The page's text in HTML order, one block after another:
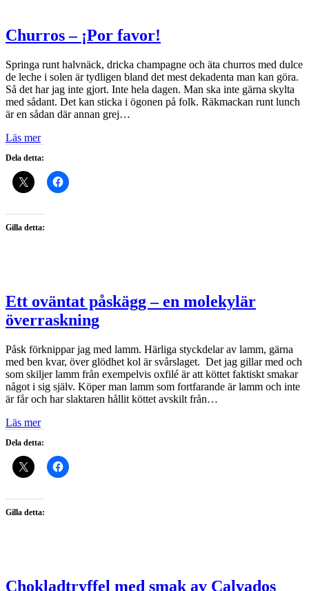
Churros – ¡Por favor!
Springa runt halvnäck, dricka champagne och äta churros med dulce
de leche i solen är tydligen bland det mest dekadenta man kan göra.
Så det har jag inte gjort. Inte hela dagen. Man ska inte gärna skylta
med sådant. Det kan sticka i ögonen på folk. Räkmackan runt lunch
är en sådan där annan grej…
Läs mer
Dela detta:
Gilla detta:
Ett oväntat påskägg – en molekylär
överraskning
Påsk förknippar jag med lamm. Härliga styckdelar av lamm, gärna
med ben kvar, över glödhet kol är svårslaget. Det jag gillar med och
som skiljer lamm från exempelvis oxfilé är att köttet faktiskt smakar
något i sig själv. Köper man lamm som fortfarande är lamm och inte
är får och har slaktaren hållit köttet avskilt från…
Läs mer
Dela detta:
Gilla detta:
Chokladtryffel med smak av Calvados